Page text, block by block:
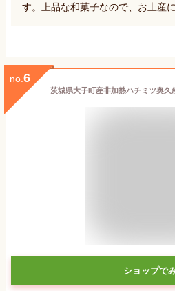
す。上品な和菓子なので、お土産
no. 6
ショップで